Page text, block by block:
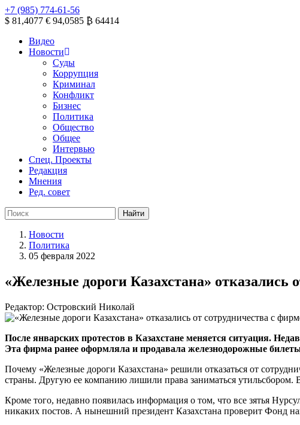
+7 (985) 774-61-56
$ 81,4077 € 94,0585 ₿ 64414
Видео
Новости
Суды
Коррупция
Криминал
Конфликт
Бизнес
Политика
Общество
Общее
Интервью
Спец. Проекты
Редакция
Мнения
Ред. совет
Новости
Политика
05 февраля 2022
«Железные дороги Казахстана» отказались
Редактор: Островский Николай
После январских протестов в Казахстане меняется ситуация.
Эта фирма ранее оформляла и продавала железнодорожные
Почему «Железные дороги Казахстана» решили отказаться от
страны. Другую ее компанию лишили права заниматься утильсбором.
Кроме того, недавно появилась информация о том, что все зятья
никаких постов. А нынешний президент Казахстана проверит Фонд